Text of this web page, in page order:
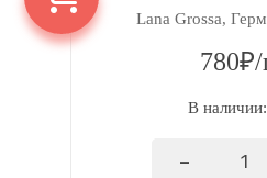
Lana Grossa,
В
-